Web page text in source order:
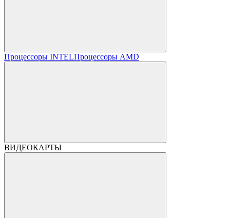
Процессоры INTELПроцессоры AMD
ВИДЕОКАРТЫ